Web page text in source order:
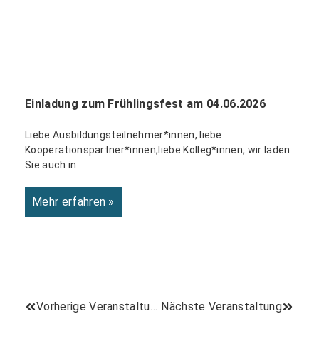
Einladung zum Frühlingsfest am 04.06.2026
Liebe Ausbildungsteilnehmer*innen, liebe
Kooperationspartner*innen,liebe Kolleg*innen, wir laden
Sie auch in
Mehr erfahren »
Vorherige Veranstaltung Nächste Veranstaltung